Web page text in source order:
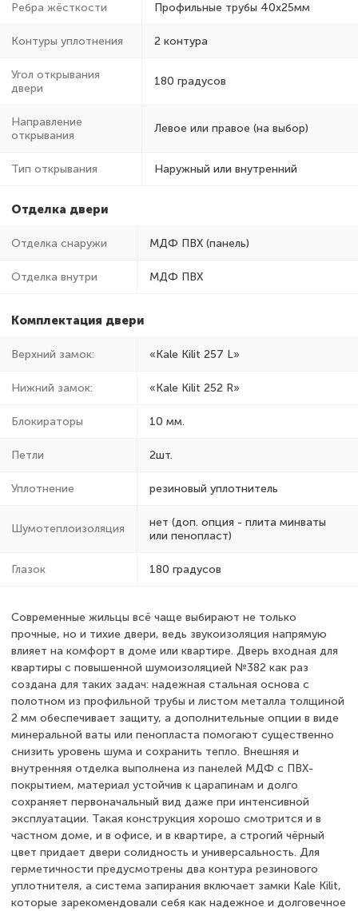
Ребра жёсткости Профильные трубы 40х25мм
Контуры уплотнения 2 контура
Угол открывания
двери
180 градусов
Направление
открывания
Левое или правое (на выбор)
Тип открывания Наружный или внутренний
Отделка двери
Отделка снаружи МДФ ПВХ (панель)
Отделка внутри МДФ ПВХ
Комплектация двери
Верхний замок: «Kale Kilit 257 L»
Нижний замок: «Kale Kilit 252 R»
Блокираторы 10 мм.
Петли 2шт.
Уплотнение резиновый уплотнитель
Шумотеплоизоляция
нет (доп. опция - плита минваты
или пенопласт)
Глазок 180 градусов
Современные жильцы всё чаще выбирают не только
прочные, но и тихие двери, ведь звукоизоляция напрямую
влияет на комфорт в доме или квартире. Дверь входная для
квартиры с повышенной шумоизоляцией №382 как раз
создана для таких задач: надежная стальная основа с
полотном из профильной трубы и листом металла толщиной
2 мм обеспечивает защиту, а дополнительные опции в виде
минеральной ваты или пенопласта помогают существенно
снизить уровень шума и сохранить тепло. Внешняя и
внутренняя отделка выполнена из панелей МДФ с ПВХ-
покрытием, материал устойчив к царапинам и долго
сохраняет первоначальный вид даже при интенсивной
эксплуатации. Такая конструкция хорошо смотрится и в
частном доме, и в офисе, и в квартире, а строгий чёрный
цвет придает двери солидность и универсальность. Для
герметичности предусмотрены два контура резинового
уплотнителя, а система запирания включает замки Kale Kilit,
которые зарекомендовали себя как надежное и долговечное